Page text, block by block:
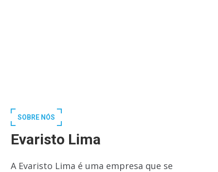
SOBRE NÓS
Evaristo Lima
A Evaristo Lima é uma empresa que se